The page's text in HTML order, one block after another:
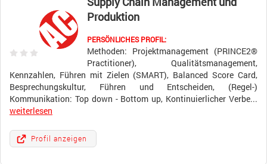
Produktion
PERSÖNLICHES PROFIL:
Methoden: Projektmanagement (PRINCE2®
Practitioner), Qualitätsmanagement,
Kennzahlen, Führen mit Zielen (SMART), Balanced Score Card,
Besprechungskultur, Führen und Entscheiden, (Regel-)
Kommunikation: Top down - Bottom up, Kontinuierlicher Verbe...
weiterlesen
Profil anzeigen